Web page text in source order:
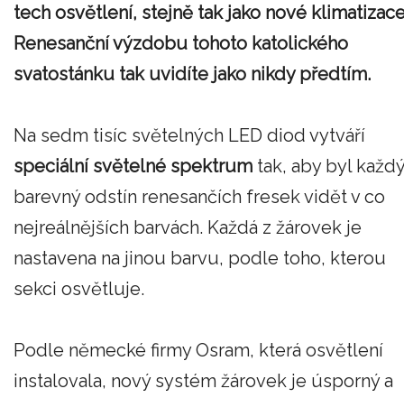
tech osvětlení, stejně tak jako nové
Renesanční výzdobu tohoto katolického
svatostánku tak uvidíte jako nikdy předtím.
Na sedm tisíc světelných LED diod vytváří
speciální světelné spektrum tak, aby byl každý
barevný odstín renesančích fresek vidět v co
nejreálnějších barvách. Každá z žárovek je
nastavena na jinou barvu, podle toho, kterou
sekci osvětluje.
Podle německé firmy Osram, která osvětlení
instalovala, nový systém žárovek je úsporný a